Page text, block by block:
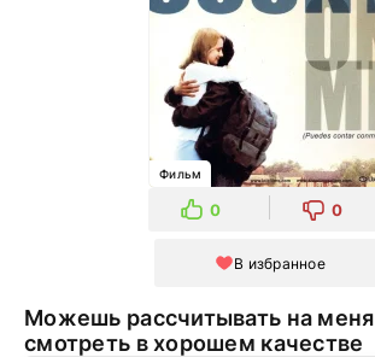
Фильм
0 0
В избранное
Можешь рассчитывать на меня (2000)
смотреть в хорошем качестве